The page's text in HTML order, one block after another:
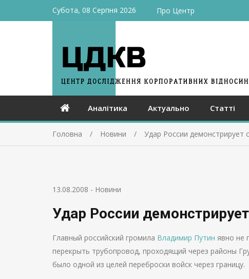
Субота, 08 Серпня 2026 Про Центр
Аналітика Актуально Статті
Головна Новини Удар России демонстрирует
13.08.2008 - Новини
Удар России
Главный российский громила Владимир Путин явно не
перекрыть трубопровод, проходящий через районы
было одной из целей переброски войск через границу.